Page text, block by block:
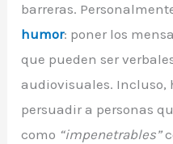
barreras.
humor: poner los
que pueden ser
audiovisuales. Incluso,
persuadir a personas
como “impenetrables”